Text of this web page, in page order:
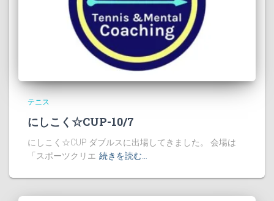
テニス
にしこく☆CUP-10/7
にしこく☆CUP ダブルスに出場してきました。 会場は
「スポーツクリエ 続きを読む…